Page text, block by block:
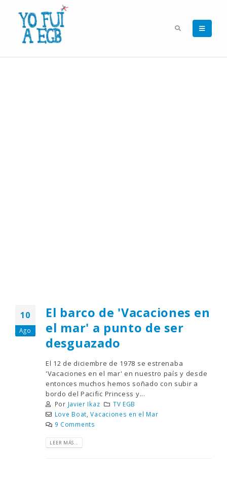
10
Ago
El barco de 'Vacaciones en
el mar' a punto de ser
desguazado
El 12 de diciembre de 1978 se estrenaba
'Vacaciones en el mar' en nuestro país y desde
entonces muchos hemos soñado con subir a
bordo del Pacific Princess y...
Por Javier Ikaz
TV EGB
Love Boat ,Vacaciones en el Mar
9 Comments
LEER MÁS...